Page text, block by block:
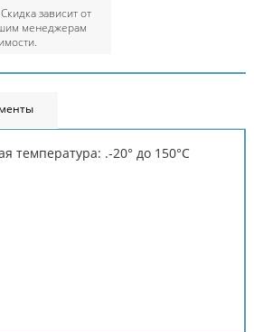
зависит от
менеджерам
температура: .-20° до 150°С